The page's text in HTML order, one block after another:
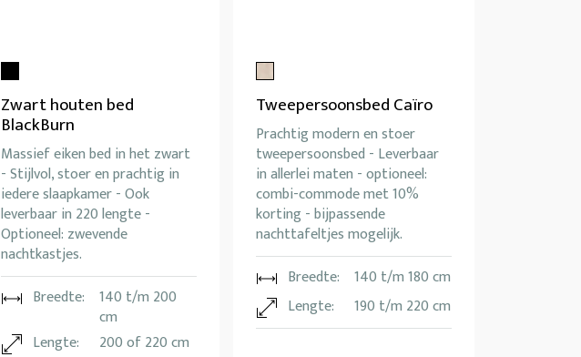
Zwart houten bed
BlackBurn
Massief eiken bed in het zwart
- Stijlvol, stoer en prachtig in
iedere slaapkamer - Ook
leverbaar in 220 lengte -
Optioneel: zwevende
nachtkastjes.
Breedte:
140 t/m 200
cm
Lengte:
200 of 220 cm
Tweepersoonsbed Caïro
Prachtig modern en stoer
tweepersoonsbed - Leverbaar
in allerlei maten - optioneel:
combi-commode met 10%
korting - bijpassende
nachttafeltjes mogelijk.
Breedte:
140 t/m 180 cm
Lengte:
190 t/m 220 cm